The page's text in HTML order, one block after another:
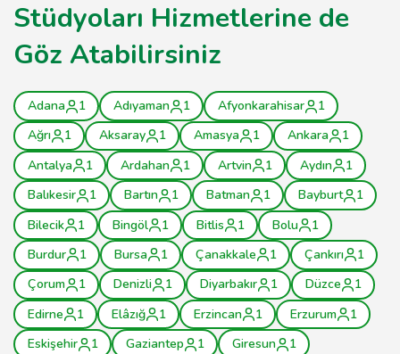
Stüdyoları Hizmetlerine de
Göz Atabilirsiniz
Adana 1 Adıyaman 1 Afyonkarahisar
1
Ağrı
1 Aksaray 1 Amasya 1 Ankara
1
Antalya
1 Ardahan 1 Artvin 1 Aydın
1
Balıkesir
1 Bartın 1 Batman 1 Bayburt
1
Bilecik
1 Bingöl 1 Bitlis 1 Bolu
1
Burdur
1 Bursa 1 Çanakkale 1 Çankırı
1
Çorum
1 Denizli 1 Diyarbakır 1 Düzce
1
Edirne
1 Elâzığ 1 Erzincan 1 Erzurum
1
Eskişehir
1 Gaziantep 1 Giresun
1